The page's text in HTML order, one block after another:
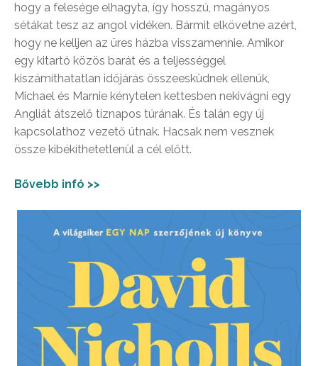
hogy a felesége elhagyta, így hosszú, magányos
sétákat tesz az angol vidéken. Bármit elkövetne azért,
hogy ne kelljen az üres házba visszamennie. Amikor
egy kitartó közös barát és a teljességgel
kiszámíthatatlan időjárás összeesküdnek ellenük,
Michael és Marnie kénytelen kettesben nekivágni egy
Angliát átszelő tíznapos túrának. És talán egy új
kapcsolathoz vezető útnak. Hacsak nem vesznek
össze kibékíthetetlenül a cél előtt.
Bővebb infó >>